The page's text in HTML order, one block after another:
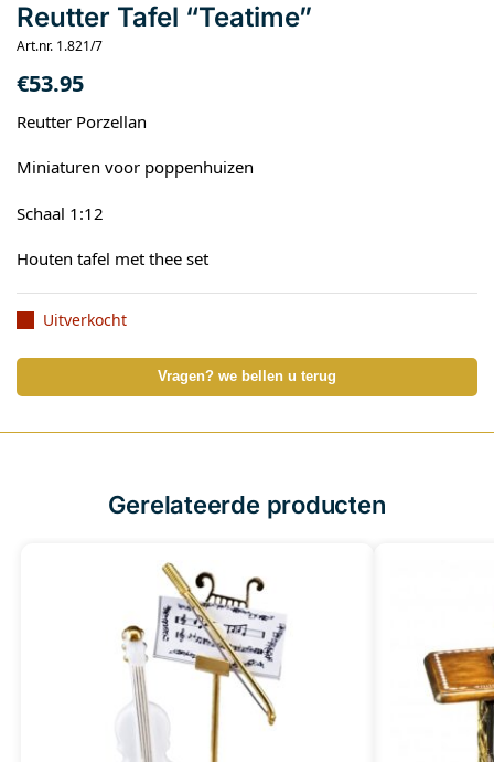
Reutter Tafel “Teatime”
Art.nr. 1.821/7
€53.95
Reutter Porzellan
Miniaturen voor poppenhuizen
Schaal 1:12
Houten tafel met thee set
Uitverkocht
Vragen? we bellen u terug
Gerelateerde producten